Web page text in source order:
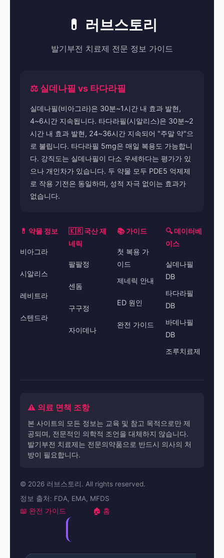
💊 러브스토리
발기부전 치료제 전문 정보 가이드
⚖️ 실데나필 vs 타다라필
실데나필(비아그라)은 30분~1시간 내 효과 발현,
4~6시간 지속됩니다. 타다라필(시알리스)은 30분~2
시간 내 효과 발현, 24~36시간 지속되어 "주말 약"으
로 불립니다. 타다라필 5mg은 매일 복용도 가능합니
다. 강직도는 실데나필이 다소 우세하다는 평가가 있
으나 개인차가 있습니다. 두 약물 모두 PDE5 억제제
로 작용 기전은 동일하며, 성적 자극 없이는 효과가
없습니다.
💊 약물 정보
비아그라
시알리스
레비트라
스텐드라
🇰🇷 국산 제
네릭
팔팔정
센돔
구구정
자이데나
📚 가이드
첫 복용 가
이드
제네릭 안내
ED 원인
완전 가이드
🔍 데이터베
이스
실데나필
DB
타다라필
DB
바데나필
DB
조루치료제
⚠️ 의료 면책 조항
본 사이트의 모든 정보는 교육 및 참고 목적으로만 제
공되며, 전문적인 의학적 조언을 대체하지 않습니다.
발기부전 치료제는 전문의약품으로 반드시 의사의 처
방이 필요합니다.
© 2026 러브스토리. All rights reserved.
정보 출처: FDA, EMA, MFDS
📖 완전 가이드 🏠 홈